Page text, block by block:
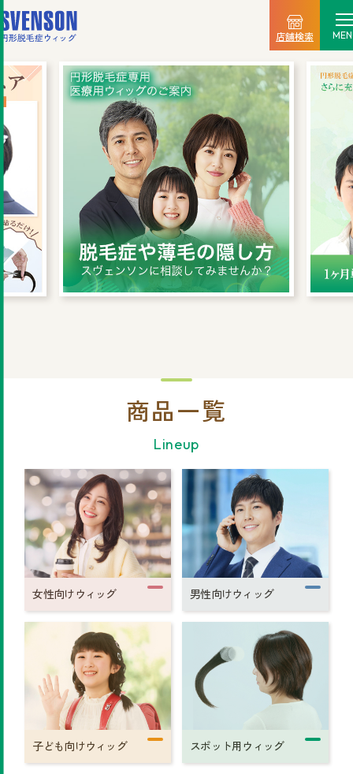
店舗検索
選ばれる理由
商品一覧
店舗情報
新着情報
まずは無料相談を！
ご相談・店舗予約はこちら
女性専用 0120-69-0480
男性専用 0120-30-6071
カタログを見てみたい方
資料請求はこちら
サイトマップ プライバシーポリシー 会社概要 円形脱毛症.com
©2025 株式会社スヴェンソン.
商品一覧
Lineup
女性向けウィッグ 男性向けウィッグ
子ども向けウィッグ スポット用ウィッグ